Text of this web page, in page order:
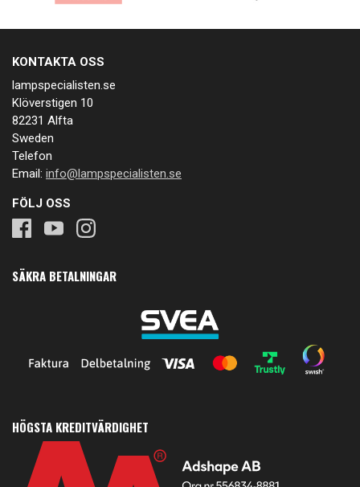
KONTAKTA OSS
lampspecialisten.se
Klöverstigen 10
82231 Alfta
Sweden
Telefon
Email: info@lampspecialisten.se
FÖLJ OSS
SÄKRA BETALNINGAR
HÖGSTA KREDITVÄRDIGHET